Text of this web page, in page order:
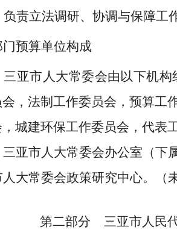
负责立法调研、协调与保障工作
门预算单位构成
三亚市人大常委会由以下机构
， 法制工作委员会， 预算工
城建环保工作委员会， 代表
三亚市人大常委会办公室 （下
大常委会政策研究中心。（
第二部分 三亚市人民